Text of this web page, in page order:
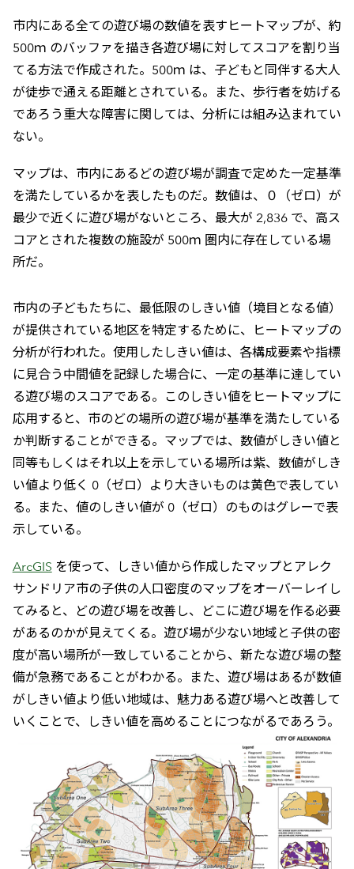
市内にある全ての遊び場の数値を表すヒートマップが、約
500ｍ のバッファを描き各遊び場に対してスコアを割り当
てる方法で作成された。500ｍ は、子どもと同伴する大人
が徒歩で通える距離とされている。また、歩行者を妨げる
であろう重大な障害に関しては、分析には組み込まれてい
ない。
マップは、市内にあるどの遊び場が調査で定めた一定基準
を満たしているかを表したものだ。数値は、０（ゼロ）が
最少で近くに遊び場がないところ、最大が 2,836 で、高ス
コアとされた複数の施設が 500ｍ 圏内に存在している場
所だ。
市内の子どもたちに、最低限のしきい値（境目となる値）
が提供されている地区を特定するために、ヒートマップの
分析が行われた。使用したしきい値は、各構成要素や指標
に見合う中間値を記録した場合に、一定の基準に達してい
る遊び場のスコアである。このしきい値をヒートマップに
応用すると、市のどの場所の遊び場が基準を満たしている
か判断することができる。マップでは、数値がしきい値と
同等もしくはそれ以上を示している場所は紫、数値がしき
い値より低く 0（ゼロ）より大きいものは黄色で表してい
る。また、値のしきい値が 0（ゼロ）のものはグレーで表
示している。
ArcGIS を使って、しきい値から作成したマップとアレク
サンドリア市の子供の人口密度のマップをオーバーレイし
てみると、どの遊び場を改善し、どこに遊び場を作る必要
があるのかが見えてくる。遊び場が少ない地域と子供の密
度が高い場所が一致していることから、新たな遊び場の整
備が急務であることがわかる。また、遊び場はあるが数値
がしきい値より低い地域は、魅力ある遊び場へと改善して
いくことで、しきい値を高めることにつながるであろう。